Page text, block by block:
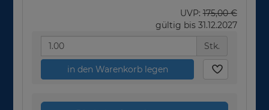
UVP:175,00 €
gültig bis 31.12.2027
Stk.
in den Warenkorb legen